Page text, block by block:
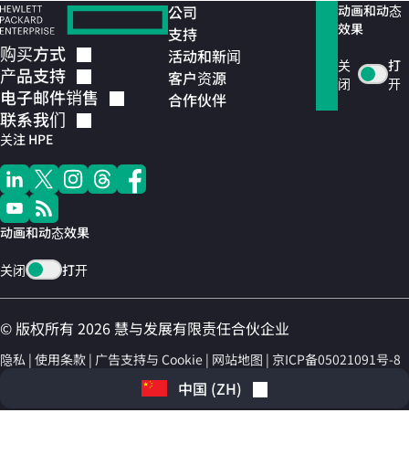
购买方式
产品支持
电子邮件销售
联系我们
关注 HPE
动画和动态效果
关闭 打开
公司
支持
活动和新闻
客户资源
合作伙伴
动画和动态
效果
关
闭
打
开
© 版权所有 2026 慧与发展有限责任合伙企业
隐私 使用条款 广告支持与 Cookie 网站地图 京ICP备05021091号-8
中国 (ZH)